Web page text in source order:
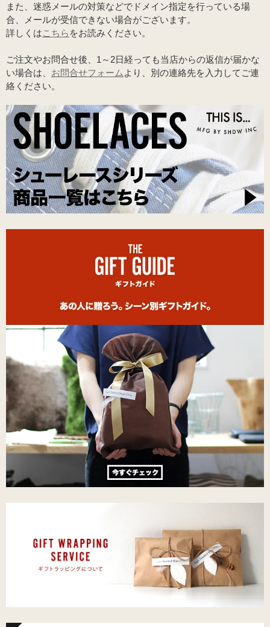
また、迷惑メールの対策などでドメイン指定を行っている場
合、メールが受信できない場合がございます。
詳しくはこちら をお読みください。
ご注文やお問合せ後、1～2日経っても当店からの返信が届かな
い場合は、 お問合せフォーム より、別の連絡先を入力してご連
絡ください。